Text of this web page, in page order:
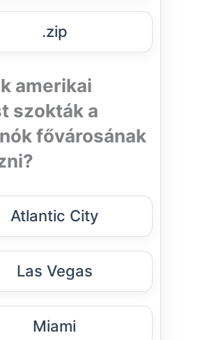
.zip
amerikai
szokták a
fővárosának
Atlantic City
Las Vegas
Miami